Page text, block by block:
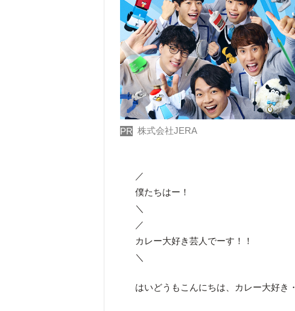
PR 株式会社JERA
／
僕たちはー！
＼
／
カレー大好き芸人でーす！！
＼
はいどうもこんにちは、カレー大好き・